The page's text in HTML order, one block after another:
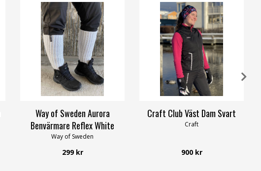
Way of Sweden Aurora
Benvärmare Reflex White
Way of Sweden
299 kr
Craft Club Väst Dam Svart
Craft
900 kr